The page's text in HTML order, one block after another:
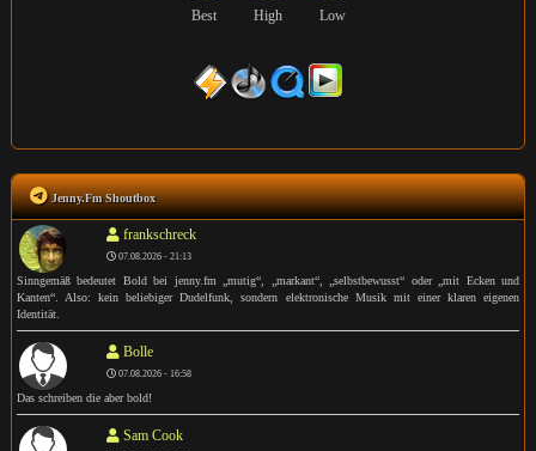
Best High Low
Jenny.Fm Shoutbox
frankschreck
07.08.2026 - 21:13
Sinngemäß bedeutet Bold bei jenny.fm „mutig“, „markant“, „selbstbewusst“ oder „mit Ecken und
Kanten“. Also: kein beliebiger Dudelfunk, sondern elektronische Musik mit einer klaren eigenen
Identität.
Bolle
07.08.2026 - 16:58
Das schreiben die aber bold!
Sam Cook